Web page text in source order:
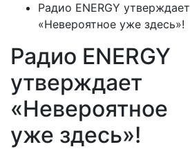
Радио ENERGY утверждает
«Невероятное уже здесь»!
Радио ENERGY
утверждает
«Невероятное
уже здесь»!